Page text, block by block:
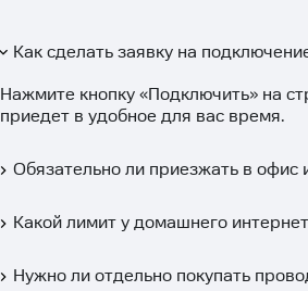
Как сделать заявку на
Нажмите кнопку «Подключить» на
приедет в удобное для вас время.
Обязательно ли приезжать в офис
Какой лимит у домашнего
Нужно ли отдельно покупать